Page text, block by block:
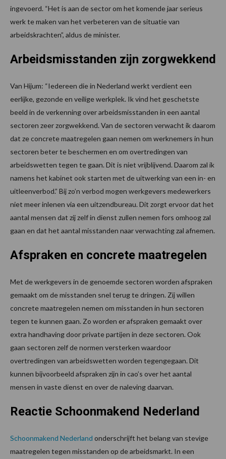
ingevoerd. “Het is aan de sector om het komende jaar serieus
werk te maken van het verbeteren van de situatie van
arbeidskrachten”, aldus de minister.
Arbeidsmisstanden zijn zorgwekkend
Van Hijum: “Iedereen die in Nederland werkt verdient een
eerlijke, gezonde en veilige werkplek. Ik vind het geschetste
beeld in de verkenning over arbeidsmisstanden in een aantal
sectoren zeer zorgwekkend. Van de sectoren verwacht ik daarom
dat ze concrete maatregelen gaan nemen om werknemers in hun
sectoren beter te beschermen en om overtredingen van
arbeidswetten tegen te gaan. Dit is niet vrijblijvend. Daarom zal ik
namens het kabinet ook starten met de uitwerking van een in- en
uitleenverbod.” Bij zo’n verbod mogen werkgevers medewerkers
niet meer inlenen via een uitzendbureau. Dit zorgt ervoor dat het
aantal mensen dat zij zelf in dienst zullen nemen fors omhoog zal
gaan en dat het aantal misstanden naar verwachting zal afnemen.
Afspraken en concrete maatregelen
Met de werkgevers in de genoemde sectoren worden afspraken
gemaakt om de misstanden snel terug te dringen. Zij willen
concrete maatregelen nemen om misstanden in hun sectoren
tegen te kunnen gaan. Zo worden er afspraken gemaakt over
extra handhaving door private partijen in deze sectoren. Ook
gaan sectoren zelf de normen versterken waardoor
overtredingen van arbeidswetten worden tegengegaan. Dit
kunnen bijvoorbeeld afspraken zijn in cao’s over het aantal
mensen in vaste dienst en over de naleving daarvan.
Reactie Schoonmakend Nederland
Schoonmakend Nederland onderschrijft het belang van stevige
maatregelen tegen misstanden op de arbeidsmarkt. In een